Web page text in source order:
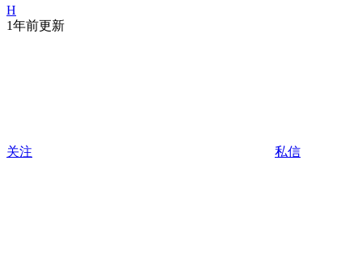
H
1年前更新
关注 私信